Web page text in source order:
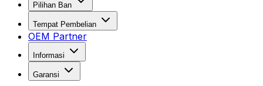
Pilihan Ban
Tempat Pembelian
OEM Partner
Informasi
Garansi